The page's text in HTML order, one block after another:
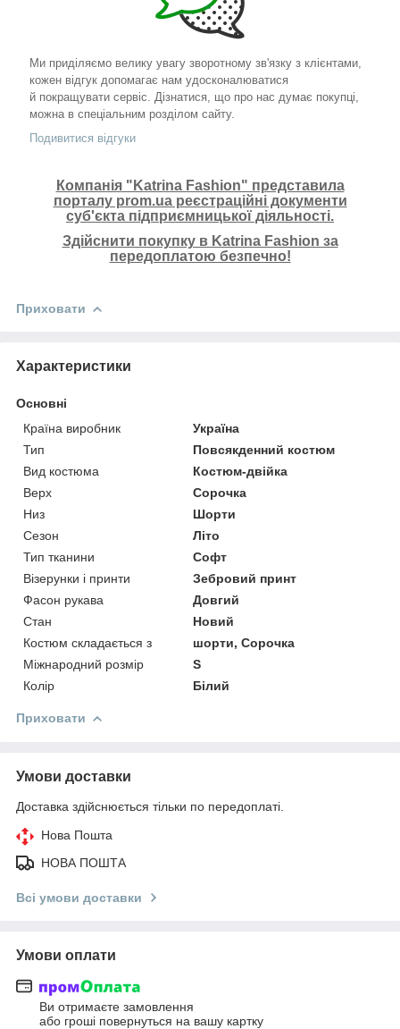
Ми приділяємо велику увагу зворотному зв'язку з клієнтами,
кожен відгук допомагає нам удосконалюватися
й покращувати сервіс. Дізнатися, що про нас думає покупці,
можна в спеціальним розділом сайту.
Подивитися відгуки
Компанія "Katrina Fashion" представила
порталу prom.ua реєстраційні документи
суб'єкта підприємницької діяльності.
Здійснити покупку в Katrina Fashion за
передоплатою безпечно!
Приховати
Характеристики
Основні
Країна виробник
Україна
Тип
Повсякденний костюм
Вид костюма
Костюм-двійка
Верх
Сорочка
Низ
Шорти
Сезон
Літо
Тип тканини
Софт
Візерунки і принти
Зебровий принт
Фасон рукава
Довгий
Стан
Новий
Костюм складається з
шорти, Сорочка
Міжнародний розмір
S
Колір
Білий
Приховати
Умови доставки
Доставка здійснюється тільки по передоплаті.
Нова Пошта
НОВА ПОШТА
Всі умови доставки
Умови оплати
Ви отримаєте замовлення
або гроші повернуться на вашу картку